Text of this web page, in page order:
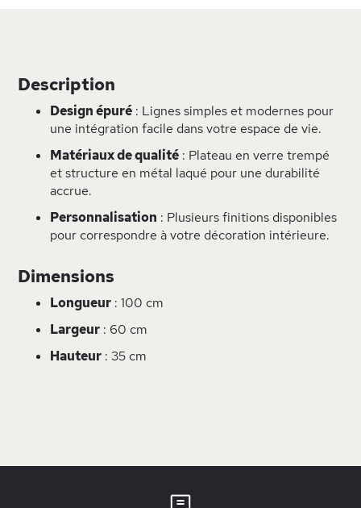
Description
Design épuré : Lignes simples et modernes pour
une intégration facile dans votre espace de vie.
Matériaux de qualité : Plateau en verre trempé
et structure en métal laqué pour une durabilité
accrue.
Personnalisation : Plusieurs finitions disponibles
pour correspondre à votre décoration intérieure.
Dimensions
Longueur : 100 cm
Largeur : 60 cm
Hauteur : 35 cm